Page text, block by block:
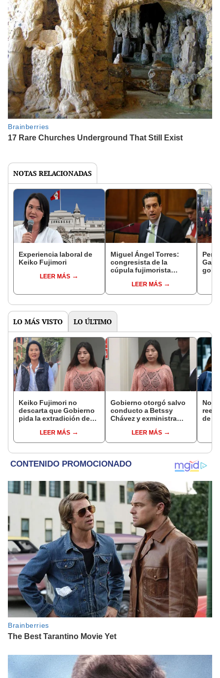
NOTAS RELACIONADAS
Experiencia laboral de
Keiko Fujimori
LEER MÁS
Miguel Ángel Torres:
congresista de la
cúpula fujimorista
del SenadoLEER MÁS
LO MÁS VISTO LO ÚLTIMO
Keiko Fujimori no
descarta que Gobierno
pida la extradición de
dentro de nuestras
facultades"
LEER MÁS
Gobierno otorgó salvo
conducto a Betssy
Chávez y exministra
madrugadaLEER MÁS
de